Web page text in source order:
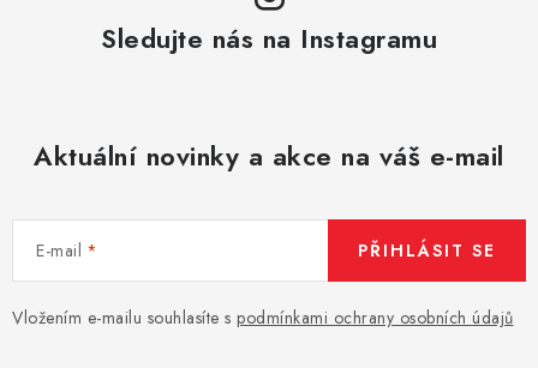
Sledujte nás na Instagramu
Aktuální novinky a akce na váš e-mail
E-mail
Vložením e-mailu souhlasíte s podmínkami ochrany osobních údajů
PŘIHLÁSIT SE